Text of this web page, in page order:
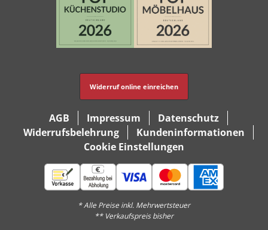
Widerruf online einreichen
AGB Impressum
Datenschutz
Widerrufsbelehrung
Kundeninformationen
Cookie Einstellungen
* Alle Preise inkl. Mehrwertsteuer
** Verkaufspreis bisher